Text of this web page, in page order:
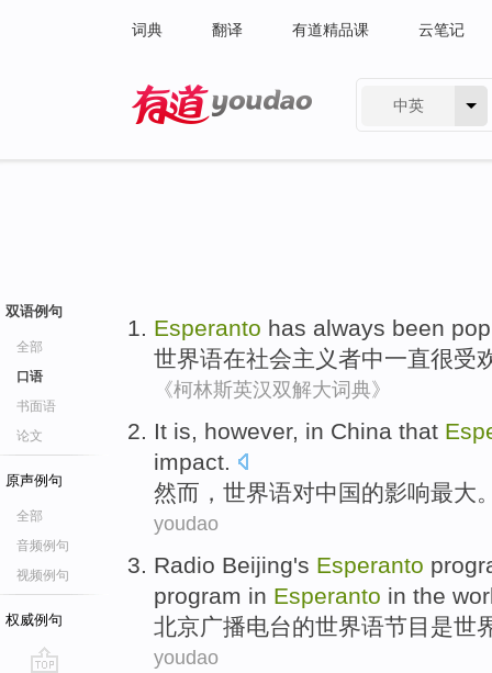
词典 翻译 有道精品课 云笔记
中英
双语例句
全部
口语
书面语
论文
原声例句
全部
音频例句
视频例句
权威例句
Esperanto has always been
世界语在社会主义者中一直很受
《柯林斯英汉双解大词典》
It is, however, in China that
impact.
然而 ， 世界语对中国的影响最大
youdao
Radio Beijing's Esperanto
program in Esperanto in the
北京广播电台的世界语节目 是世
youdao